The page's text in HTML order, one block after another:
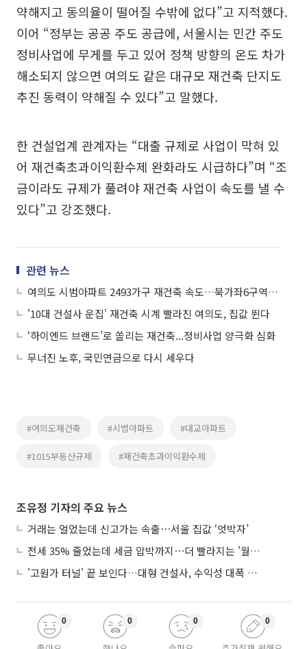
약해지고 동의율이 떨어질 수밖에 없다”고 지적했다.
이어 “정부는 공공 주도 공급에, 서울시는 민간 주도
정비사업에 무게를 두고 있어 정책 방향의 온도 차가
해소되지 않으면 여의도 같은 대규모 재건축 단지도
추진 동력이 약해질 수 있다”고 말했다.
한 건설업계 관계자는 “대출 규제로 사업이 막혀 있
어 재건축초과이익환수제 완화라도 시급하다”며 “조
금이라도 규제가 풀려야 재건축 사업이 속도를 낼 수
있다”고 강조했다.
관련 뉴스
여의도 시범아파트 2493가구 재건축 속도…북가좌6구역도 본궤도
'10대 건설사 운집' 재건축 시계 빨라진 여의도, 집값 뛴다
‘하이엔드 브랜드’로 쏠리는 재건축...정비사업 양극화 심화
무너진 노후, 국민연금으로 다시 세우다
#여의도재건축 #시범아파트 #대교아파트
#1015부동산규제 #재건축초과이익환수제
조유정 기자의 주요 뉴스
거래는 얼었는데 신고가는 속출⋯서울 집값 ‘엇박자’
전세 35% 줄었는데 세금 압박까지⋯더 빨라지는 '월세화'
'고원가 터널' 끝 보인다…대형 건설사, 수익성 대폭 개선
0 0 0 0